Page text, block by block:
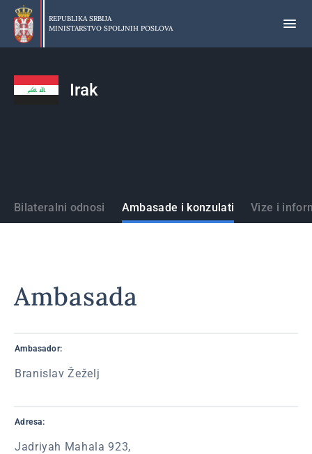
Preskoči
glavni
deo
REPUBLIKA SRBIJA
MINISTARSTVO SPOLJNIH POSLOVA
Irak
Države
Bilateralni odnosi Ambasade i konzulati Vize i
Ambasada
Ambasador:
Branislav Žeželj
Adresa:
Jadriyah Mahala 923,